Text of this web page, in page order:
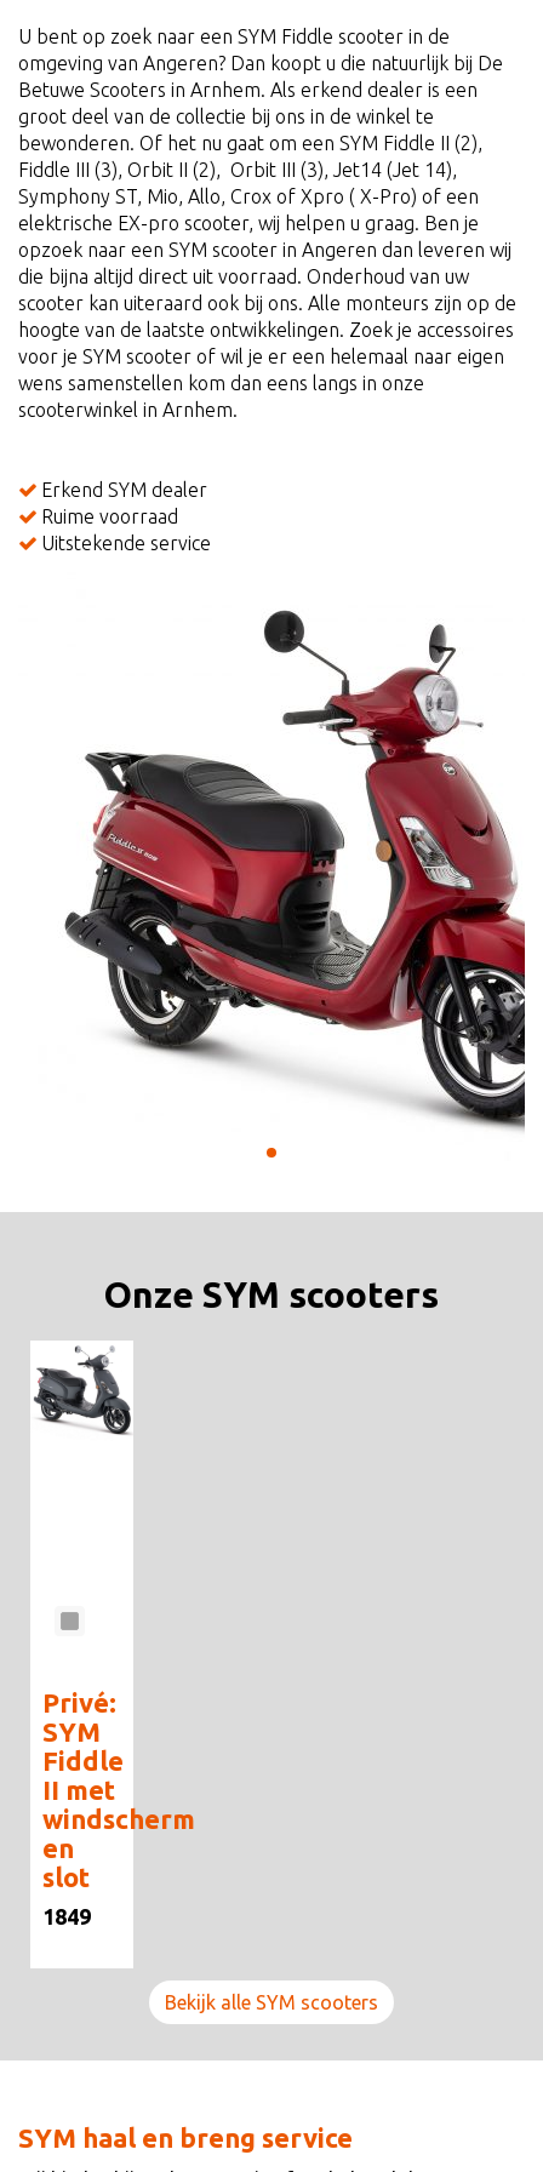
U bent op zoek naar een SYM Fiddle scooter in de
omgeving van Angeren? Dan koopt u die natuurlijk bij De
Betuwe Scooters in Arnhem. Als erkend dealer is een
groot deel van de collectie bij ons in de winkel te
bewonderen. Of het nu gaat om een SYM Fiddle II (2),
Fiddle III (3), Orbit II (2), Orbit III (3), Jet14 (Jet 14),
Symphony ST, Mio, Allo, Crox of Xpro ( X-Pro) of een
elektrische EX-pro scooter, wij helpen u graag. Ben je
opzoek naar een SYM scooter in Angeren dan leveren wij
die bijna altijd direct uit voorraad. Onderhoud van uw
scooter kan uiteraard ook bij ons. Alle monteurs zijn op de
hoogte van de laatste ontwikkelingen. Zoek je accessoires
voor je SYM scooter of wil je er een helemaal naar eigen
wens samenstellen kom dan eens langs in onze
scooterwinkel in Arnhem.
Erkend SYM dealer
Ruime voorraad
Uitstekende service
Onze SYM scooters
Privé:
SYM
Fiddle
II met
windscherm
en
slot
1849
Bekijk alle SYM scooters
SYM haal en breng service